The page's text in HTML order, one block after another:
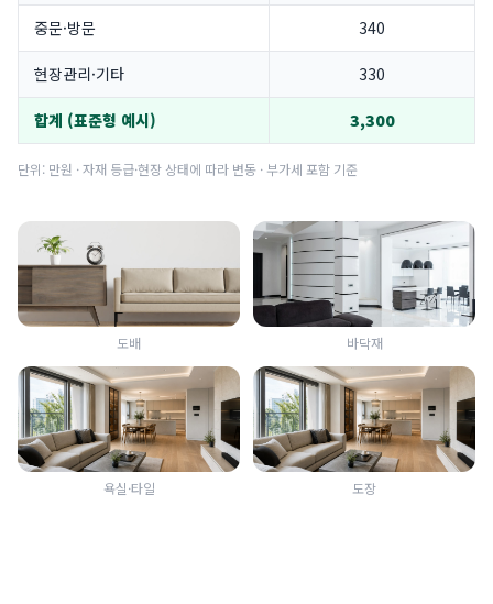
중문·방문 340
현장관리·기타 330
합계 (표준형 예시) 3,300
단위: 만원 · 자재 등급·현장 상태에 따라 변동 · 부가세 포함 기준
도배 바닥재
욕실·타일 도장